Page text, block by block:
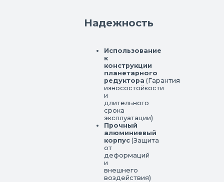
Надежность
Использование
к
конструкции
планетарного
редуктора (Гарантия
износостойкости
и
длительного
срока
эксплуатации)
Прочный
алюминиевый
корпус (Защита
от
деформаций
и
внешнего
воздействия)